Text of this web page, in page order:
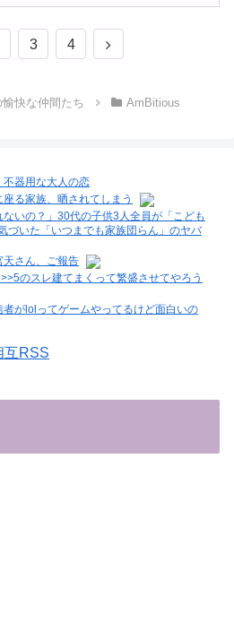
3 4
次
快な仲間たち AmBitious
不器用な大人の恋
座る家族、晒されてしまう
ないの？」30代の子供3人全員が「こども
づいた「いつまでも家族団らん」のヤバ
天さん、ご報告
のスレ建てまくって繁盛させてやろう
がlolってゲームやってるけど面白いの
互RSS